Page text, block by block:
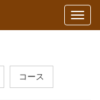
コース